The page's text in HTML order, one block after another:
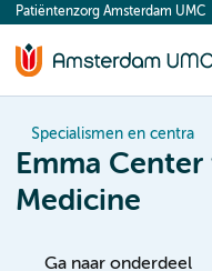
content
Patiëntenzorg Amsterdam UMC
Specialismen en centra
Emma
Medicine
Ga naar onderdeel